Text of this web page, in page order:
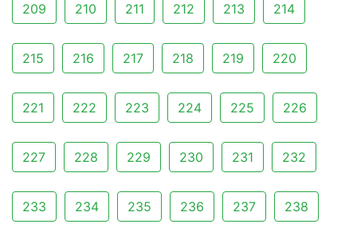
209 210 211 212 213 214
215 216 217 218 219 220
221 222 223 224 225 226
227 228 229 230 231 232
233 234 235 236 237 238